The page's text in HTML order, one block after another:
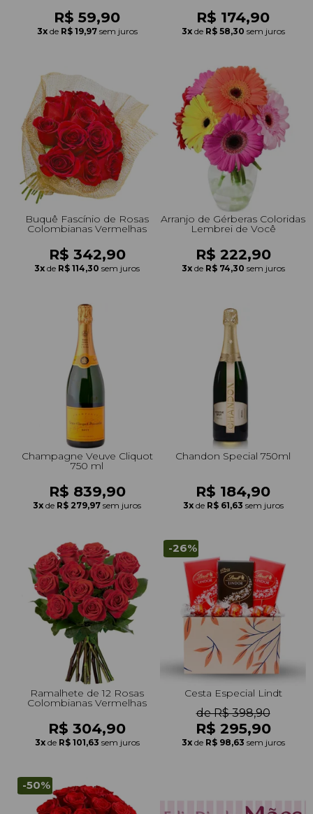
R$ 59,90
3x de R$ 19,97 sem juros
R$ 174,90
3x de R$ 58,30 sem juros
Buquê Fascínio de Rosas
Colombianas Vermelhas
R$ 342,90
3x de R$ 114,30 sem juros
Arranjo de Gérberas Coloridas
Lembrei de Você
R$ 222,90
3x de R$ 74,30 sem juros
Champagne Veuve Cliquot
750 ml
R$ 839,90
3x de R$ 279,97 sem juros
Chandon Special 750ml
R$ 184,90
3x de R$ 61,63 sem juros
Ramalhete de 12 Rosas
Colombianas Vermelhas
R$ 304,90
3x de R$ 101,63 sem juros
-26%
Cesta Especial Lindt
de R$ 398,90
R$ 295,90
3x de R$ 98,63 sem juros
-50%